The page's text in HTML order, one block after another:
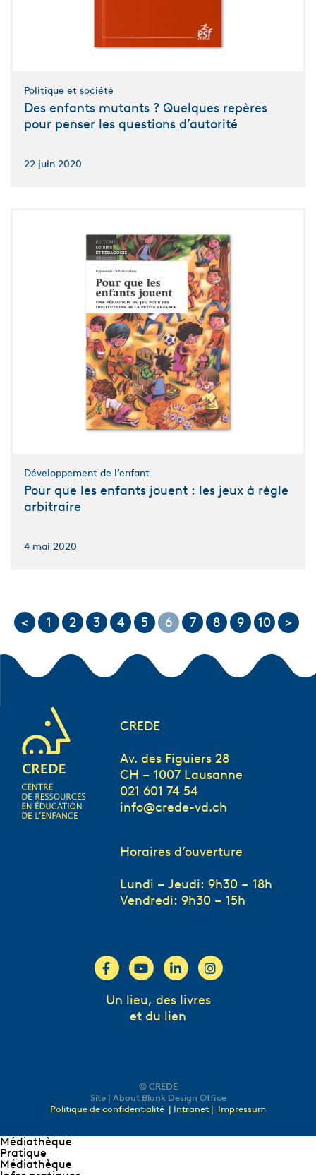
Politique et société
Des enfants mutants ? Quelques repères
pour penser les questions d’autorité
22 juin 2020
Développement de l’enfant
Pour que les enfants jouent : les jeux à règle
arbitraire
4 mai 2020
< 1 2 3 4 5 6 7 8 9 10 >
CREDE
Av. des Figuiers 28
CH – 1007 Lausanne
021 601 74 54
info@crede-vd.ch
Horaires d’ouverture
Lundi – Jeudi: 9h30 – 18h
Vendredi: 9h30 – 15h
Un lieu, des livres
et du lien
© CREDE
Site | About Blank Design Office
Politique de confidentialité | Intranet | Impressum
Médiathèque
Pratique
Médiathèque